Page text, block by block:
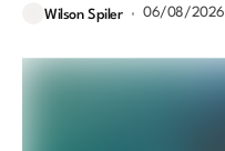
Wilson Spiler 06/08/2026